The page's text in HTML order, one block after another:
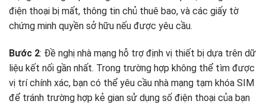
điện thoại bị mất, thông tin chủ thuê bao, và các giấy tờ
chứng minh quyền sở hữu nếu được yêu cầu.
Bước 2: Đề nghị nhà mạng hỗ trợ định vị thiết bị dựa trên dữ
liệu kết nối gần nhất. Trong trường hợp không thể tìm được
vị trí chính xác, bạn có thể yêu cầu nhà mạng tạm khóa SIM
để tránh trường hợp kẻ gian sử dụng số điện thoại của bạn